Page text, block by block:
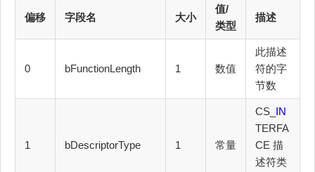
偏移 字段名 大小
值/
类型
描述
0 bFunctionLength 1 数值
此描述
符的字
节数
1 bDescriptorType 1 常量
CS_ IN
TERFA
CE 描
述符类